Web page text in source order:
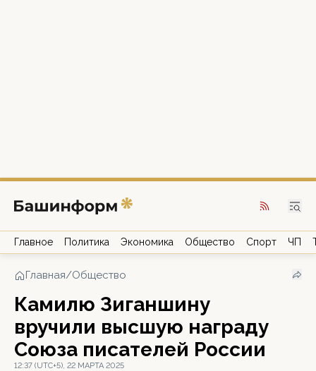
Главное Политика Экономика Общество Спорт ЧП
Главная/Общество
Камилю Зиганшину
вручили высшую награду
Союза писателей России
12:37 (UTC+5), 22 МАРТА 2025